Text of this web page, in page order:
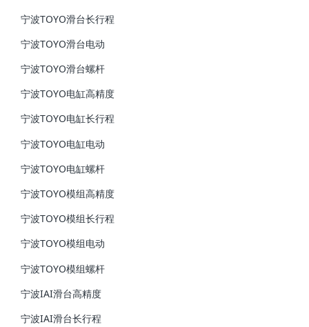
宁波TOYO滑台长行程
宁波TOYO滑台电动
宁波TOYO滑台螺杆
宁波TOYO电缸高精度
宁波TOYO电缸长行程
宁波TOYO电缸电动
宁波TOYO电缸螺杆
宁波TOYO模组高精度
宁波TOYO模组长行程
宁波TOYO模组电动
宁波TOYO模组螺杆
宁波IAI滑台高精度
宁波IAI滑台长行程